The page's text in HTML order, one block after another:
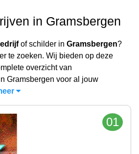
in Gramsbergen
of schilder in Gramsbergen?
te zoeken. Wij bieden op deze
overzicht van
Gramsbergen voor al jouw
01